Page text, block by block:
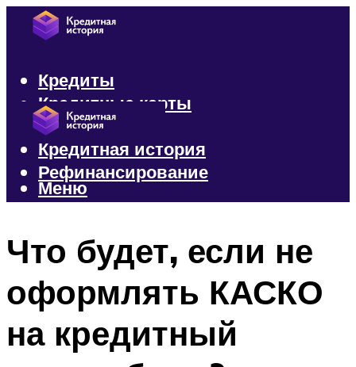
Кредиты
Кредитные карты
Микрозаймы
Кредитная история
Рефинансирование
Меню
Что будет, если не
оформлять КАСКО
на кредитный